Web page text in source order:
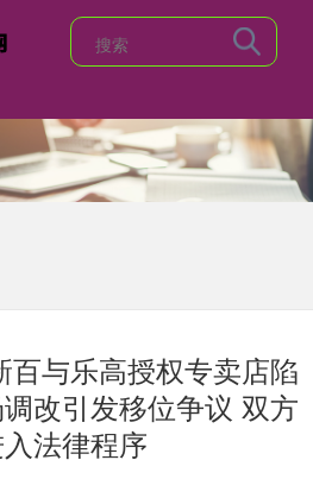
百与乐高授权专卖店陷
改引发移位争议 双方
法律程序